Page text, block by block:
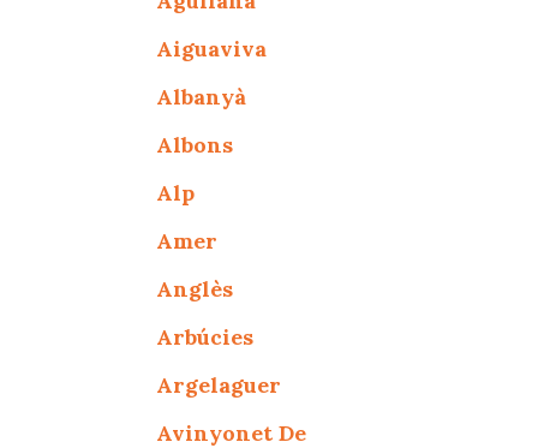
Aiguaviva
Albanyà
Albons
Alp
Amer
Anglès
Arbúcies
Argelaguer
Avinyonet De